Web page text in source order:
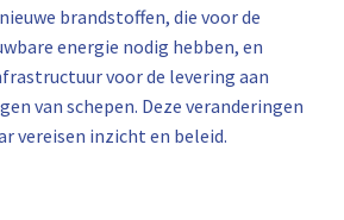
brandstoffen, die voor de
energie nodig hebben, en
voor de levering aan
van schepen. Deze veranderingen
vereisen inzicht en beleid.